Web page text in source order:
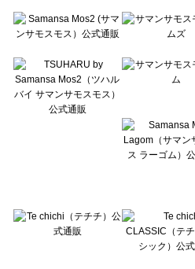
Te chichi（テチチ）の一覧
Te chichi CLASSIC（テチチ クラシック）の一覧
Lugnoncure（ルノンキュール）の一覧
BETTY'S BLUE（べティーズブルー）の一覧
Wpc.（ワールドパーティー）の一覧